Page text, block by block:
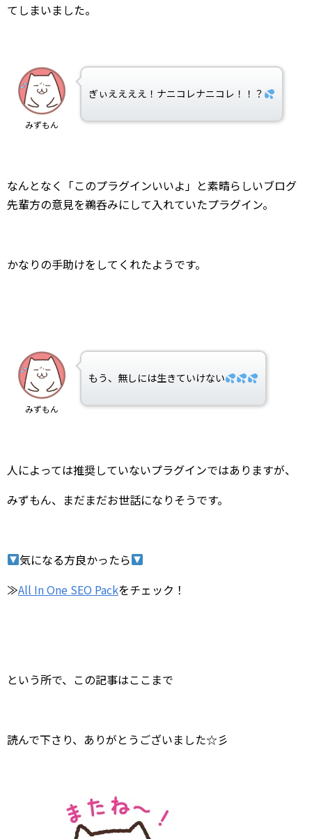
てしまいました。
みずもん
ぎぃええええ！ナニコレナニコレ！！？
なんとなく「このプラグインいいよ」と素晴らしいブログ
先輩方の意見を鵜呑みにして入れていたプラグイン。
かなりの手助けをしてくれたようです。
みずもん
もう、無しには生きていけない
人によっては推奨していないプラグインではありますが、
みずもん、まだまだお世話になりそうです。
気になる方良かったら
≫All In One SEO Packをチェック！
という所で、この記事はここまで
読んで下さり、ありがとうございました☆彡